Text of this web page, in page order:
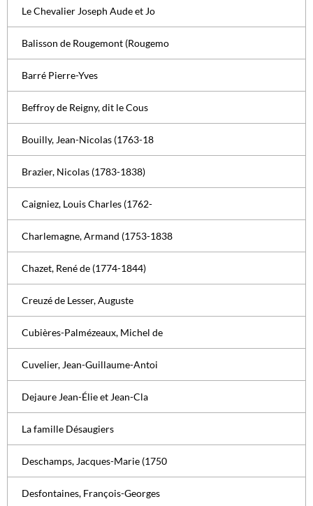
Le Chevalier Joseph Aude et Jo
Balisson de Rougemont (Rougemo
Barré Pierre-Yves
Beffroy de Reigny, dit le Cous
Bouilly, Jean-Nicolas (1763-18
Brazier, Nicolas (1783-1838)
Caigniez, Louis Charles (1762-
Charlemagne, Armand (1753-1838
Chazet, René de (1774-1844)
Creuzé de Lesser, Auguste
Cubières-Palmézeaux, Michel de
Cuvelier, Jean-Guillaume-Antoi
Dejaure Jean-Élie et Jean-Cla
La famille Désaugiers
Deschamps, Jacques-Marie (1750
Desfontaines, François-Georges